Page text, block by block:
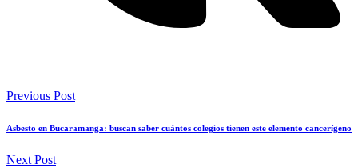
Previous Post
Asbesto en Bucaramanga: buscan saber cuántos colegios tienen este elemento cancerígeno
Next Post